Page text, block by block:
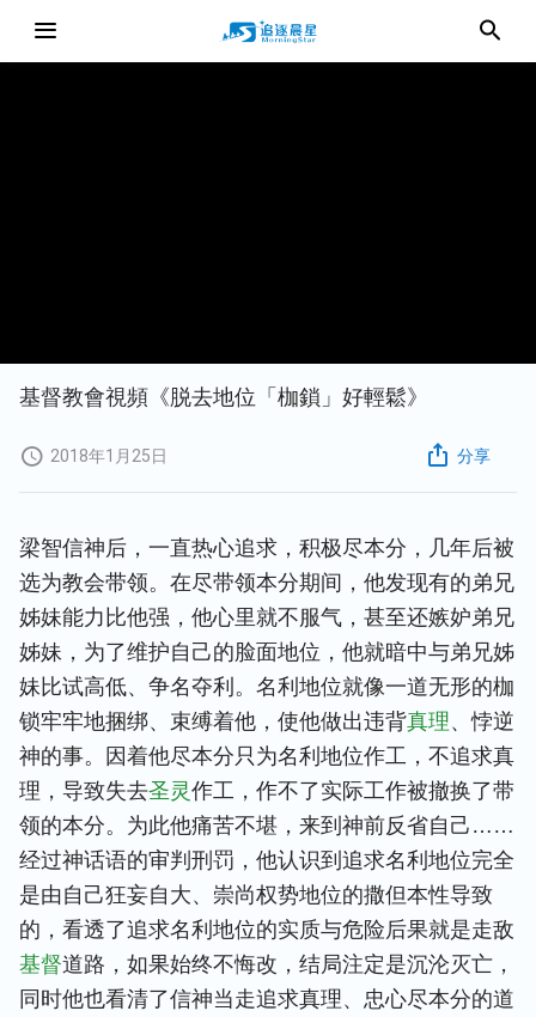
基督教會視頻《脱去地位「枷鎖」好輕鬆》
2018年1月25日 分享
梁智信神后，一直热心追求，积极尽本分，几年后被
选为教会带领。在尽带领本分期间，他发现有的弟兄
姊妹能力比他强，他心里就不服气，甚至还嫉妒弟兄
姊妹，为了维护自己的脸面地位，他就暗中与弟兄姊
妹比试高低、争名夺利。名利地位就像一道无形的枷
锁牢牢地捆绑、束缚着他，使他做出违背真理、悖逆
神的事。因着他尽本分只为名利地位作工，不追求真
理，导致失去圣灵作工，作不了实际工作被撤换了带
领的本分。为此他痛苦不堪，来到神前反省自己……
经过神话语的审判刑罚，他认识到追求名利地位完全
是由自己狂妄自大、崇尚权势地位的撒但本性导致
的，看透了追求名利地位的实质与危险后果就是走敌
基督道路，如果始终不悔改，结局注定是沉沦灭亡，
同时他也看清了信神当走追求真理、忠心尽本分的道